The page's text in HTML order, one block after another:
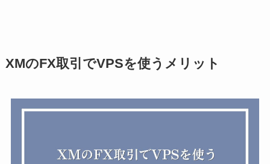
XMのFX取引でVPSを使うメリット